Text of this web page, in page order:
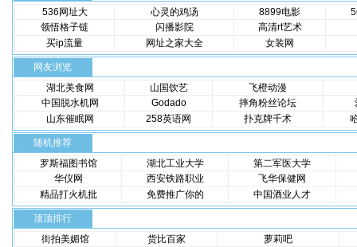
536网址大
心灵的鸡汤 8899电影
领悟格子链
闪播影院
高清rt艺术
买ip流量
网址之家大全 女装网
网友浏览
湖北美食网
山国饮艺
飞橙动漫
中国脱水机网
Godado 摔角粉丝论坛
山东催眠网
258英语网 扑克牌千术
随机推荐
罗斯福图书馆
湖北工业大学
第二军医大学
华仪网
西安铁路职业
飞华保健网
精品打火机批
免费推广你的 中国酒业人才
顶顶排行
街拍美媚馆
货比百家
萝莉吧